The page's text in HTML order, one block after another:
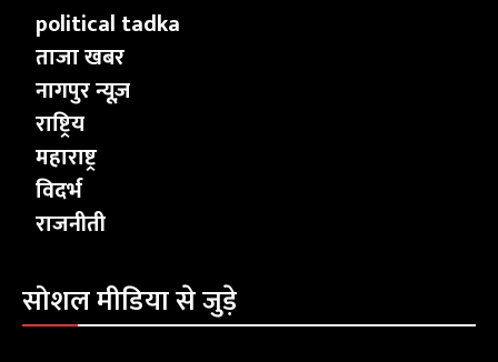
political tadka
ताजा खबर
नागपुर न्यूज़
राष्ट्रिय
महाराष्ट्र
विदर्भ
राजनीती
सोशल मीडिया से जुड़े